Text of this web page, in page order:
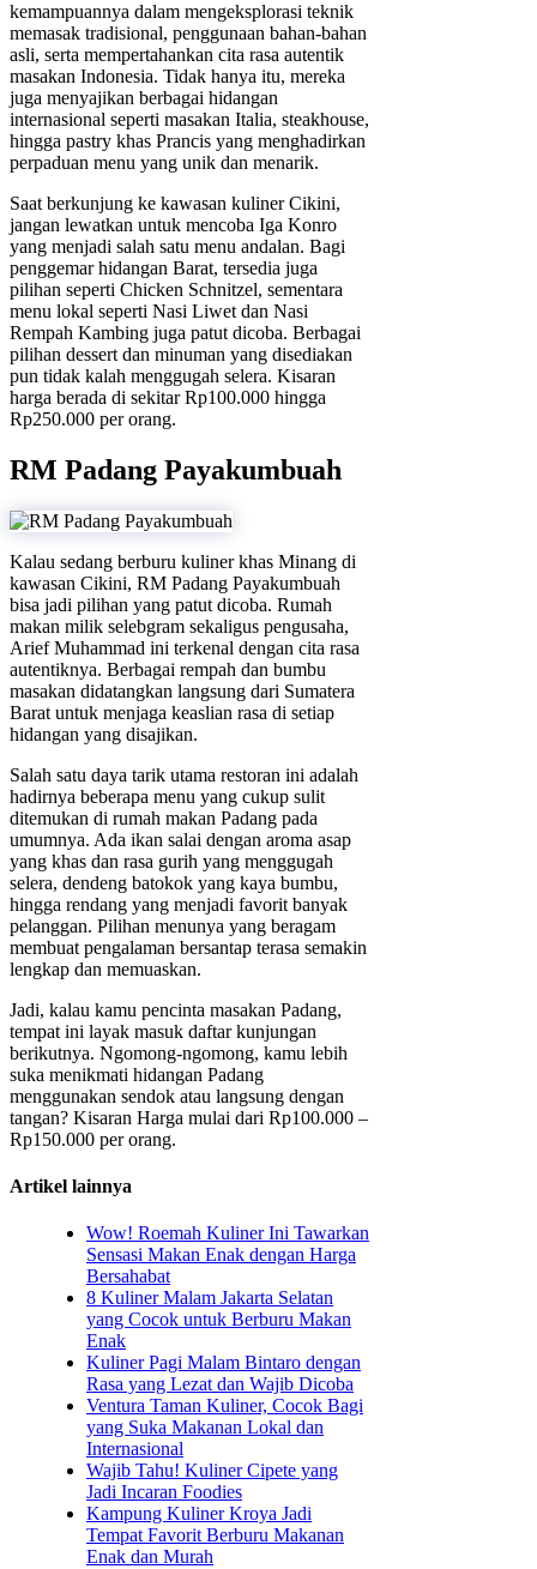
kemampuannya dalam mengeksplorasi teknik
memasak tradisional, penggunaan bahan-bahan
asli, serta mempertahankan cita rasa autentik
masakan Indonesia. Tidak hanya itu, mereka
juga menyajikan berbagai hidangan
internasional seperti masakan Italia, steakhouse,
hingga pastry khas Prancis yang menghadirkan
perpaduan menu yang unik dan menarik.
Saat berkunjung ke kawasan kuliner Cikini,
jangan lewatkan untuk mencoba Iga Konro
yang menjadi salah satu menu andalan. Bagi
penggemar hidangan Barat, tersedia juga
pilihan seperti Chicken Schnitzel, sementara
menu lokal seperti Nasi Liwet dan Nasi
Rempah Kambing juga patut dicoba. Berbagai
pilihan dessert dan minuman yang disediakan
pun tidak kalah menggugah selera. Kisaran
harga berada di sekitar Rp100.000 hingga
Rp250.000 per orang.
RM Padang Payakumbuah
Kalau sedang berburu kuliner khas Minang di
kawasan Cikini, RM Padang Payakumbuah
bisa jadi pilihan yang patut dicoba. Rumah
makan milik selebgram sekaligus pengusaha,
Arief Muhammad ini terkenal dengan cita rasa
autentiknya. Berbagai rempah dan bumbu
masakan didatangkan langsung dari Sumatera
Barat untuk menjaga keaslian rasa di setiap
hidangan yang disajikan.
Salah satu daya tarik utama restoran ini adalah
hadirnya beberapa menu yang cukup sulit
ditemukan di rumah makan Padang pada
umumnya. Ada ikan salai dengan aroma asap
yang khas dan rasa gurih yang menggugah
selera, dendeng batokok yang kaya bumbu,
hingga rendang yang menjadi favorit banyak
pelanggan. Pilihan menunya yang beragam
membuat pengalaman bersantap terasa semakin
lengkap dan memuaskan.
Jadi, kalau kamu pencinta masakan Padang,
tempat ini layak masuk daftar kunjungan
berikutnya. Ngomong-ngomong, kamu lebih
suka menikmati hidangan Padang
menggunakan sendok atau langsung dengan
tangan? Kisaran Harga mulai dari Rp100.000 –
Rp150.000 per orang.
Artikel lainnya
Wow! Roemah Kuliner Ini Tawarkan
Sensasi Makan Enak dengan Harga
Bersahabat
8 Kuliner Malam Jakarta Selatan
yang Cocok untuk Berburu Makan
Enak
Kuliner Pagi Malam Bintaro dengan
Rasa yang Lezat dan Wajib Dicoba
Ventura Taman Kuliner, Cocok Bagi
yang Suka Makanan Lokal dan
Internasional
Wajib Tahu! Kuliner Cipete yang
Jadi Incaran Foodies
Kampung Kuliner Kroya Jadi
Tempat Favorit Berburu Makanan
Enak dan Murah